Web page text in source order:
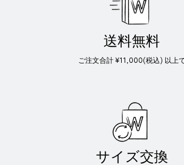
送料無料
ご注文合計 ¥11,000(税込) 以上
サイズ交換